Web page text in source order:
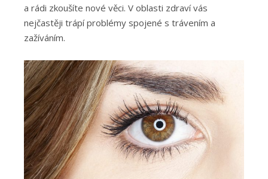
a rádi zkoušíte nové věci. V oblasti zdraví vás
nejčastěji trápí problémy spojené s trávením a
zažíváním.